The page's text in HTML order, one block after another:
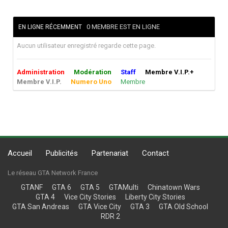
EN LIGNE RÉCEMMENT 0 MEMBRE EST EN LIGNE
Aucun utilisateur enregistré regarde cette page.
Administration Modération Staff
Membre V.I.P.+
Membre V.I.P.
Numero Uno Membre
Accueil Publicités Partenariat Contact
Le réseau GTA Network France
GTANF GTA 6 GTA 5 GTAMulti
Chinatown Wars
GTA 4
Vice City Stories
Liberty City Stories
GTA San Andreas
GTA Vice City GTA 3
GTA Old School
RDR 2